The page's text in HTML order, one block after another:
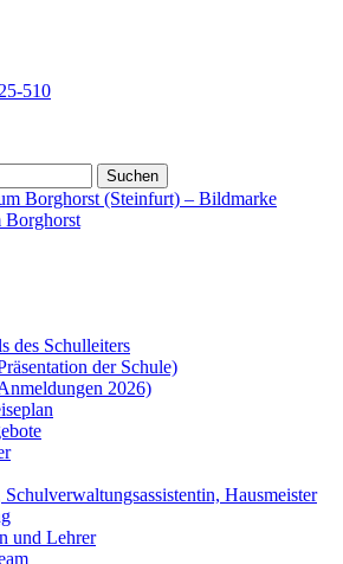
510
Borghorst
des Schulleiters
der Schule)
2026)
Schulverwaltungsassistentin, Hausmeister
und Lehrer